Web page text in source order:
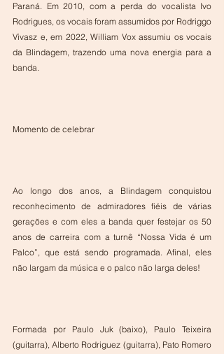
Paraná. Em 2010, com a perda do vocalista Ivo
Rodrigues, os vocais foram assumidos por Rodriggo
Vivasz e, em 2022, William Vox assumiu os vocais
da Blindagem, trazendo uma nova energia para a
banda.
Momento de celebrar
Ao longo dos anos, a Blindagem conquistou
reconhecimento de admiradores fiéis de várias
gerações e com eles a banda quer festejar os 50
anos de carreira com a turnê “Nossa Vida é um
Palco”, que está sendo programada. Afinal, eles
não largam da música e o palco não larga deles!
Formada por Paulo Juk (baixo), Paulo Teixeira
(guitarra), Alberto Rodriguez (guitarra), Pato Romero